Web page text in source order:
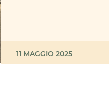
11 MAGGIO 2025